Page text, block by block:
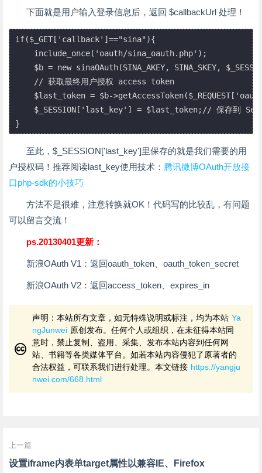
下面就是用户输入登录信息后，返回 $callbackUrl 处理！
if($_GET['callback']=="sina"){
include_once('oauth/sina_oauth.php');
$b = new sinaOAuth(SINA_AKEY, SINA_SKEY,
// 获取最终用户授权 access token
$last_token = $b-
$_SESSION['last_key'] = $last_token;// 保存到
}
至此，$_SESSION['last_key']里保存的就是我们需要的用
户授权码！推荐阅读last_key使用技术： 腾讯微博OAuth开放接
口php-sdk的小技巧
方法不是很难，注意转换就OK！代码写的比较乱，有问题
可以留言交流！
ps.20130401更新：
新浪OAuth V1：返回oauth_token、oauth_token_secret
新浪OAuth V2：返回access_token、expires_in
声明：本站所有文章，如无特殊说明或标注，均为本站 Ya
ngJunwei 原创发布。任何个人或组织，在未征得本站同
意时，禁止复制、盗用、采集、发布本站内容到任何网
站、书籍等各类媒体平台。如若本站内容侵犯了原著者的
合法权益，可联系我们进行处理。本文链接 https://yangju
nwei.com/668.html
上一篇
设置iframe内表单target属性以兼容IE、Firefox